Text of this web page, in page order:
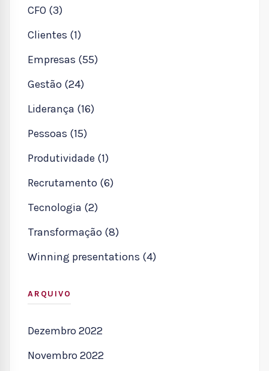
CFO (3)
Clientes (1)
Empresas (55)
Gestão (24)
Liderança (16)
Pessoas (15)
Produtividade (1)
Recrutamento (6)
Tecnologia (2)
Transformação (8)
Winning presentations (4)
ARQUIVO
Dezembro 2022
Novembro 2022